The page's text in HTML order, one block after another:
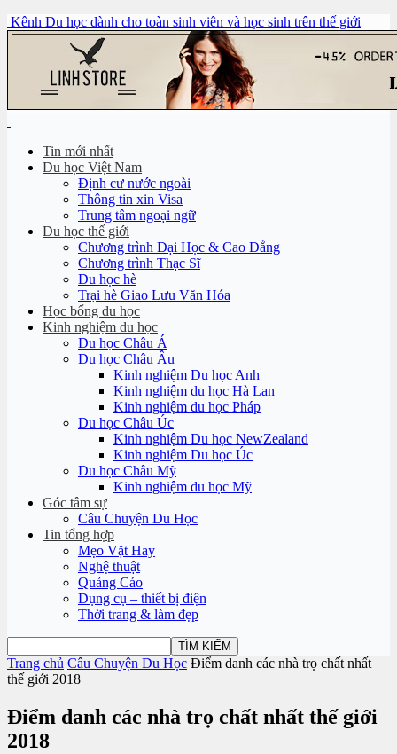
Kênh Du học dành cho toàn sinh viên và học sinh trên thế giới
Tin mới nhất
Du học Việt Nam
Định cư nước ngoài
Thông tin xin Visa
Trung tâm ngoại ngữ
Du học thế giới
Chương trình Đại Học & Cao Đẳng
Chương trình Thạc Sĩ
Du học hè
Trại hè Giao Lưu Văn Hóa
Học bổng du học
Kinh nghiệm du học
Du học Châu Á
Du học Châu Âu
Kinh nghiệm Du học Anh
Kinh nghiệm du học Hà Lan
Kinh nghiệm du học Pháp
Du học Châu Úc
Kinh nghiệm Du học NewZealand
Kinh nghiệm Du học Úc
Du học Châu Mỹ
Kinh nghiệm du học Mỹ
Góc tâm sự
Câu Chuyện Du Học
Tin tổng hợp
Mẹo Vặt Hay
Nghệ thuật
Quảng Cáo
Dụng cụ – thiết bị điện
Thời trang & làm đẹp
Trang chủ Câu Chuyện Du Học Điểm danh các nhà trọ chất nhất
thế giới 2018
Điểm danh các nhà trọ chất nhất thế giới
2018